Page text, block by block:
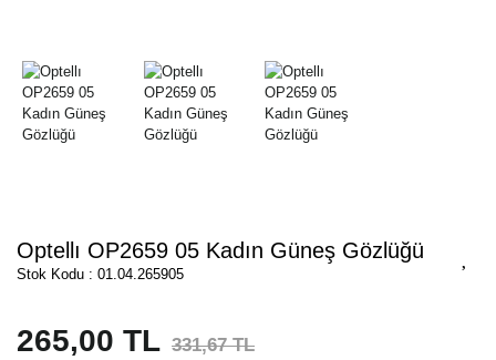
Optellı OP2659 05 Kadın Güneş Gözlüğü
Stok Kodu : 01.04.265905
265,00 TL 331,67 TL